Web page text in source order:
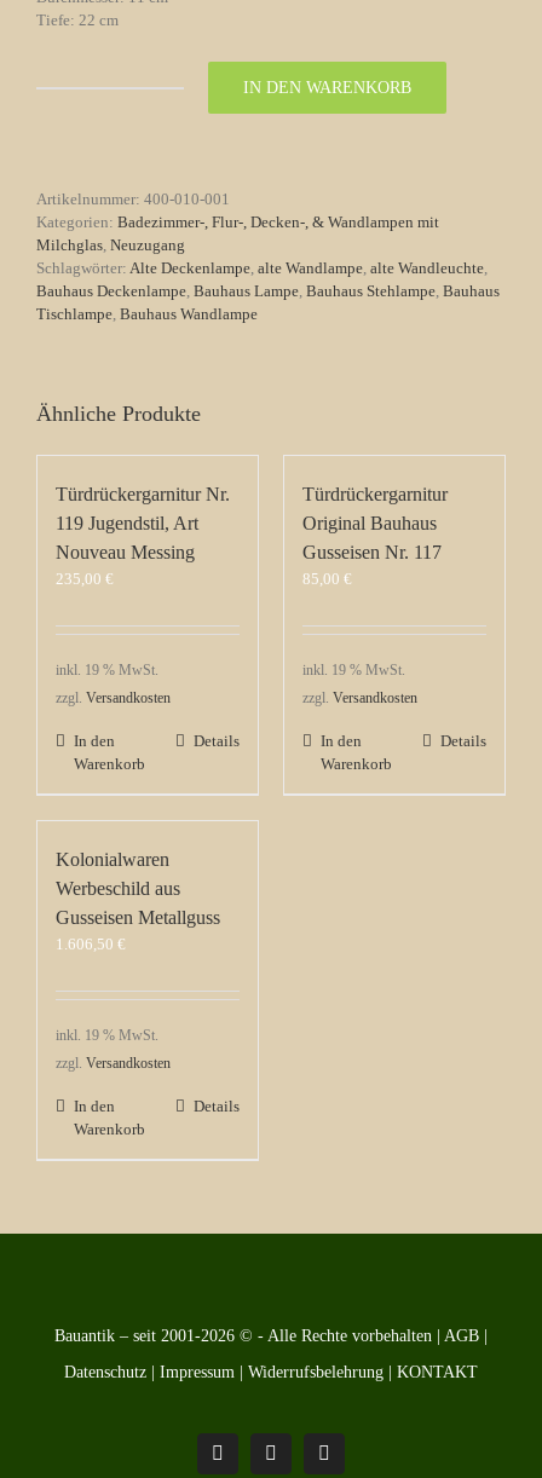
Tiefe: 22 cm
Badezimmerwandlampen
Deco
3
Menge
IN DEN WARENKORB
Artikelnummer: 400-010-001
Kategorien: Badezimmer-, Flur-, Decken-, & Wandlampen mit
Milchglas, Neuzugang
Schlagwörter: Alte Deckenlampe, alte Wandlampe, alte Wandleuchte,
Bauhaus Deckenlampe, Bauhaus Lampe, Bauhaus Stehlampe, Bauhaus
Tischlampe, Bauhaus Wandlampe
Ähnliche Produkte
Türdrückergarnitur Nr.
119 Jugendstil, Art
Nouveau Messing
235,00 €
inkl. 19 % MwSt.
zzgl. Versandkosten
In den
Warenkorb
Details
Türdrückergarnitur
Original Bauhaus
Gusseisen Nr. 117
85,00 €
inkl. 19 % MwSt.
zzgl. Versandkosten
In den
Warenkorb
Details
Kolonialwaren
Werbeschild aus
Gusseisen Metallguss
1.606,50 €
inkl. 19 % MwSt.
zzgl. Versandkosten
In den
Warenkorb
Details
Bauantik – seit 2001-2026 © - Alle Rechte vorbehalten | AGB
Datenschutz
Impressum Widerrufsbelehrung KONTAKT
PinterestFacebookInstagram